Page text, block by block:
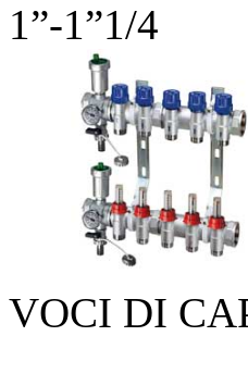
1”-1”1/4
VOCI DI